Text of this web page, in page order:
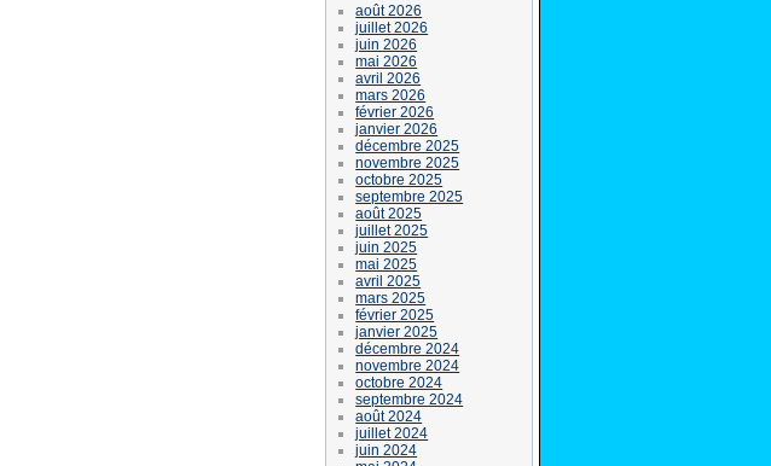
août 2026
juillet 2026
juin 2026
mai 2026
avril 2026
mars 2026
février 2026
janvier 2026
décembre 2025
novembre 2025
octobre 2025
septembre 2025
août 2025
juillet 2025
juin 2025
mai 2025
avril 2025
mars 2025
février 2025
janvier 2025
décembre 2024
novembre 2024
octobre 2024
septembre 2024
août 2024
juillet 2024
juin 2024